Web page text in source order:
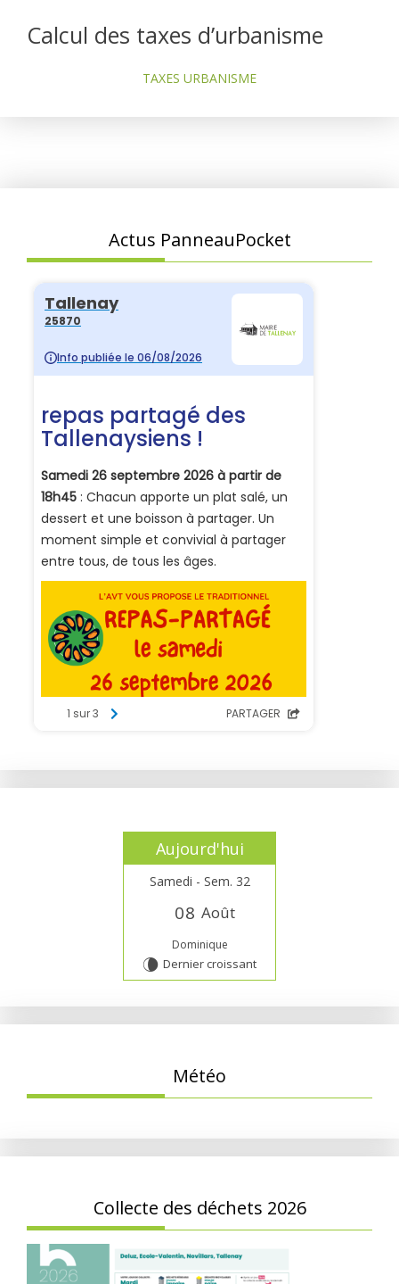
Calcul des taxes d’urbanisme
TAXES URBANISME
Actus PanneauPocket
Aujourd'hui
Samedi - Sem. 32
08 Août
Dominique
V Dernier croissant
Météo
Collecte des déchets 2026